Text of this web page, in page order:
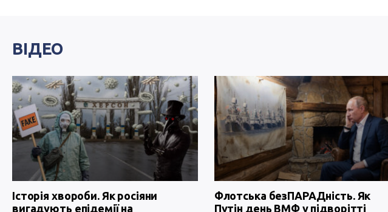
ВІДЕО
Історія хвороби. Як росіяни
вигадують епідемії на
Флотська безПАРАДність. Як
Путін день ВМФ у підворітті